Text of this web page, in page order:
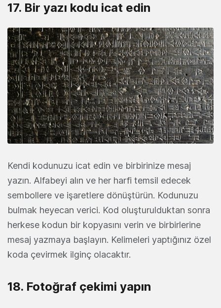
17. Bir yazı kodu icat edin
Kendi kodunuzu icat edin ve birbirinize mesaj
yazın. Alfabeyi alın ve her harfi temsil edecek
sembollere ve işaretlere dönüştürün. Kodunuzu
bulmak heyecan verici. Kod oluşturulduktan sonra
herkese kodun bir kopyasını verin ve birbirlerine
mesaj yazmaya başlayın. Kelimeleri yaptığınız özel
koda çevirmek ilginç olacaktır.
18. Fotoğraf çekimi yapın